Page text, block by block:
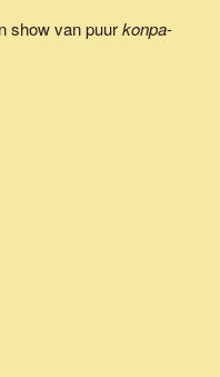
show van puurkonpa-